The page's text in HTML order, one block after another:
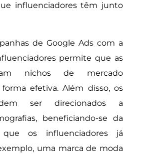
influenciadores têm junto
de Google Ads com a
permite que as
nichos de mercado
efetiva. Além disso, os
ser direcionados a
beneficiando-se da
que os influenciadores já
uma marca de moda